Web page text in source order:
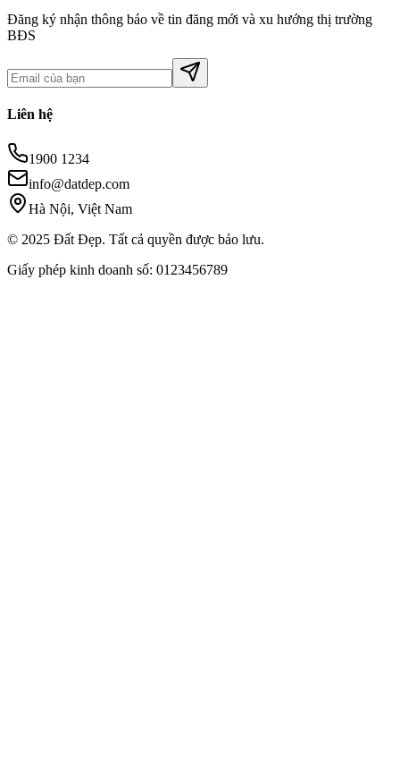
Đăng ký nhận thông báo về tin đăng mới và xu hướng thị trường
BĐS
Liên hệ
1900 1234
info@datdep.com
Hà Nội, Việt Nam
© 2025 Đất Đẹp. Tất cả quyền được bảo lưu.
Giấy phép kinh doanh số: 0123456789